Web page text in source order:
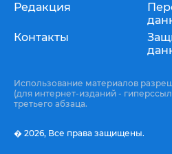
Редакция
Контакты
Использование материалов
(для интернет-изданий -
третьего абзаца.
� 2026, Все права защищены.